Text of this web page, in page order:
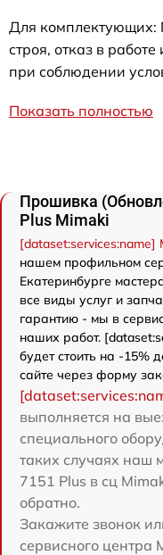
Для
строя, отказ в
при соблюдении
Показать полностью
Прошивка
Plus Mimaki
[dataset:services:name]
нашем профильном
Екатеринбурге
все виды услуг и
гарантию - мы в
наших работ.
будет стоить на -15%
сайте через форму
выполняется на
специального
таких случаях наш
7151 Plus в сц
обратно.
Закажите звонок
сервисного центра